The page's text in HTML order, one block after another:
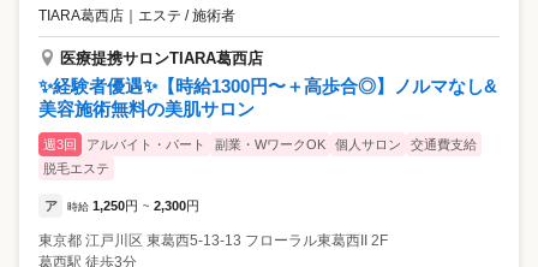
TIARA葛西店 エステ / 施術者
医療提携サロンTIARA葛西店
✨経験者優遇✨【時給1300円〜＋高歩合◎】ノルマなし&
美容施術無料の美肌サロン
週3回 アルバイト・パート 副業・WワークOK 個人サロン
交通費支給
脱毛エステ
ア 時給 1,250円 ~ 2,300円
東京都 江戸川区 東葛西5-13-13 フローラル東葛西II 2F
葛西駅 徒歩3分